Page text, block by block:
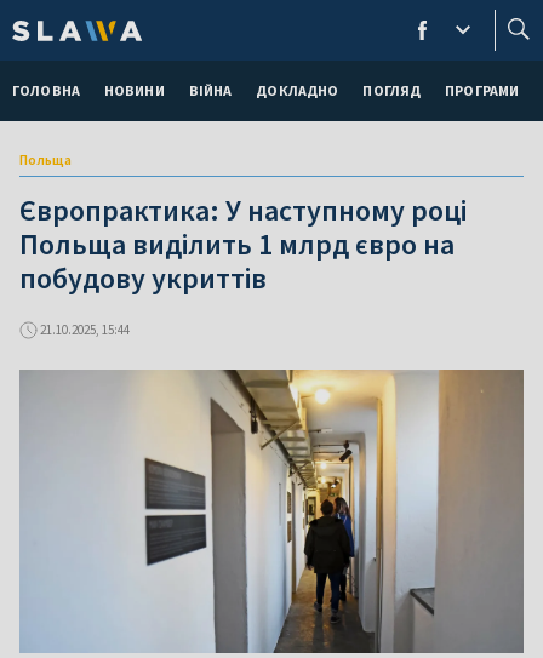
ГОЛОВНА НОВИНИ ВІЙНА ДОКЛАДНО ПОГЛЯД ПРОГРАМИ
Польща
Європрактика: У наступному році
Польща виділить 1 млрд євро на
побудову укриттів
21.10.2025, 15:44